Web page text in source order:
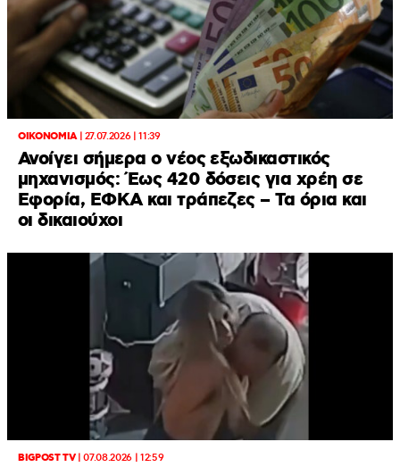
ΟΙΚΟΝΟΜΙΑ| 27.07.2026 | 11:39
Ανοίγει σήμερα ο νέος εξωδικαστικός
μηχανισμός: Έως 420 δόσεις για χρέη σε
Εφορία, ΕΦΚΑ και τράπεζες – Τα όρια και
οι δικαιούχοι
BIGPOST TV|07.08.2026 | 12:59